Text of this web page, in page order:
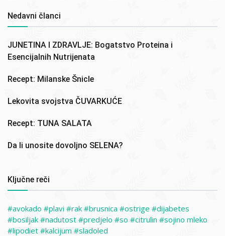
Nedavni članci
JUNETINA I ZDRAVLJE: Bogatstvo Proteina i
Esencijalnih Nutrijenata
Recept: Milanske Šnicle
Lekovita svojstva ČUVARKUĆE
Recept: TUNA SALATA
Da li unosite dovoljno SELENA?
Ključne reči
avokado plavi rak brusnica ostrige
dijabetes
bosiljak
nadutost predjelo so citrulin
sojino mleko
lipodiet
kalcijum sladoled